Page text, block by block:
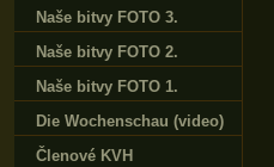
Naše bitvy FOTO 3.
Naše bitvy FOTO 2.
Naše bitvy FOTO 1.
Die Wochenschau (video)
Členové KVH